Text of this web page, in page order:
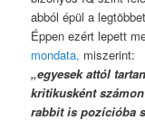
abból épül a
Éppen ezért lepett
mondata, miszerint:
„egyesek attól
kritikusként
rabbit is pozícióba